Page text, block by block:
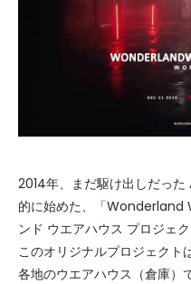
2014年、まだ駆け出しだっ
的に始めた、「
ンド ウエアハウス プロジェク
このオリジナルプロジェクト
各地のウエアハウス（倉庫）